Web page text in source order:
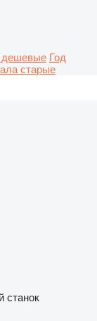
дешевые Год
старые
станок